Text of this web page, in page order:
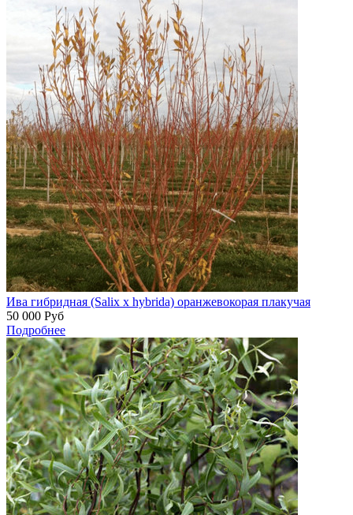
Ива гибридная (Salix x hybrida) оранжевокорая плакучая
50 000 Руб
Подробнее